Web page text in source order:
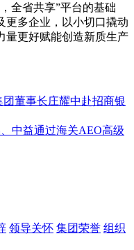
全省共享”平台的基础
更多企业，以小切口撬动
量更好赋能创造新质生产
董事长庄耀中赴招商银
中益通过海关AEO高级
领导关怀 集团荣誉 组织